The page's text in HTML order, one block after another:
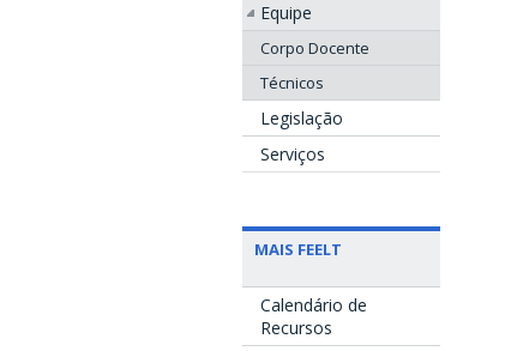
Equipe
Corpo Docente
Técnicos
Legislação
Serviços
MAIS FEELT
Calendário de
Recursos